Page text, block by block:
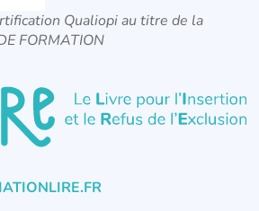
Qualiopi au titre de la
FORMATION